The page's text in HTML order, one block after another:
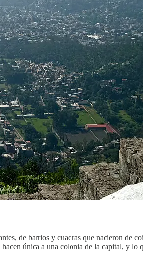
de barrios y cuadras que nacieron de
única a una colonia de la capital, y lo